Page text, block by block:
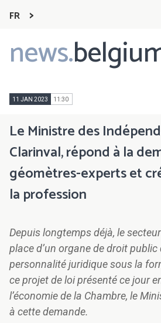
FR
news.
Main
navigation
11 JAN 2023 11:30
Le Ministre des
Clarinval, répond à la
géomètres-experts et
la profession
Depuis longtemps déjà, le
place d’un organe de droit public
personnalité juridique sous la
ce projet de loi présenté ce jour
l’économie de la Chambre, le
à cette demande.